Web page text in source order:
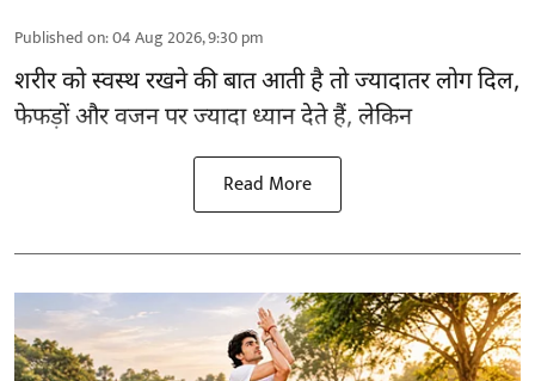
Published on:04 Aug 2026, 9:30 pm
शरीर को स्वस्थ रखने की बात आती है तो ज्यादातर लोग दिल,
फेफड़ों और वजन पर ज्यादा ध्यान देते हैं, लेकिन
Read More